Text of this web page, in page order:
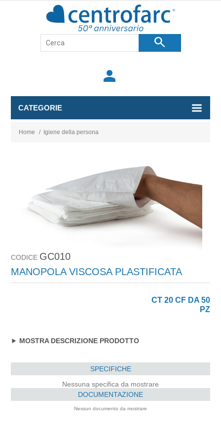
search
person
CATEGORIE
Home / Igiene della persona
CODICE GC010
MANOPOLA VISCOSA PLASTIFICATA
CT 20 CF DA 50
PZ
MOSTRA DESCRIZIONE PRODOTTO
SPECIFICHE
Nessuna specifica da mostrare
DOCUMENTAZIONE
Nessun documento da mostrare